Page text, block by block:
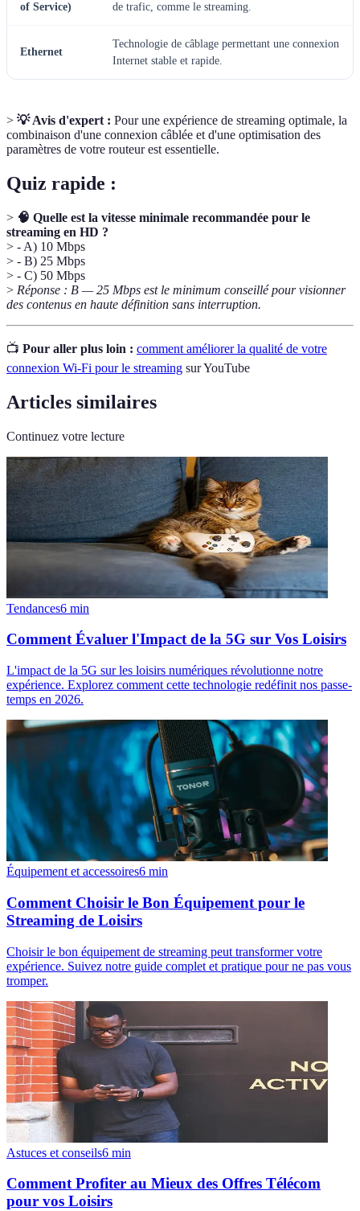
of Service)
de trafic, comme le streaming.
Ethernet
Technologie de câblage permettant une connexion
Internet stable et rapide.
> 💡 Avis d'expert : Pour une expérience de streaming optimale, la
combinaison d'une connexion câblée et d'une optimisation des
paramètres de votre routeur est essentielle.
Quiz rapide :
> 🧠 Quelle est la vitesse minimale recommandée pour le
streaming en HD ?
> - A) 10 Mbps
> - B) 25 Mbps
> - C) 50 Mbps
> Réponse : B — 25 Mbps est le minimum conseillé pour visionner
des contenus en haute définition sans interruption.
📺 Pour aller plus loin : comment améliorer la qualité de votre
connexion Wi-Fi pour le streaming sur YouTube
Articles similaires
Continuez votre lecture
Tendances6 min
Comment Évaluer l'Impact de la 5G sur Vos Loisirs
L'impact de la 5G sur les loisirs numériques révolutionne notre
expérience. Explorez comment cette technologie redéfinit nos passe-
temps en 2026.
Équipement et accessoires6 min
Comment Choisir le Bon Équipement pour le
Streaming de Loisirs
Choisir le bon équipement de streaming peut transformer votre
expérience. Suivez notre guide complet et pratique pour ne pas vous
tromper.
Astuces et conseils6 min
Comment Profiter au Mieux des Offres Télécom
pour vos Loisirs